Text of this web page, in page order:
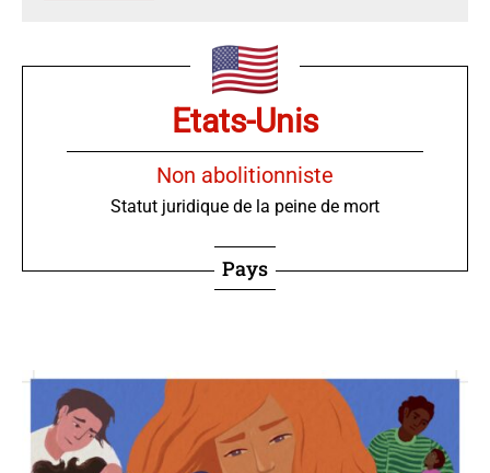
Etats-Unis
Non abolitionniste
Statut juridique de la peine de mort
Pays